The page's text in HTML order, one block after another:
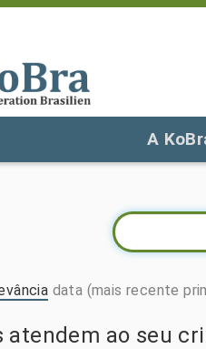
A
data (mais recente
atendem ao seu